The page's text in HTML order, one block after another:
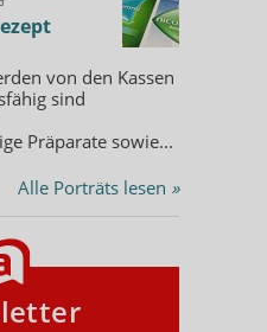
von den Kassen
sind
Präparate sowie...
Alle Porträts lesen »